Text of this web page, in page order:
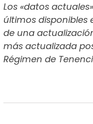
Los «datos
últimos disponibles
de una
más actualizada
Régimen de